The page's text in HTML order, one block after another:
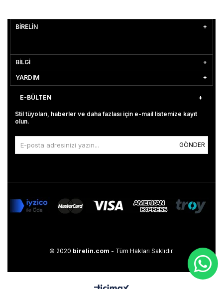
BİRELİN
BİLGİ
YARDIM
E-BÜLTEN
Stil tüyoları, haberler ve daha fazlası için e-mail listemize kayıt
olun.
GÖNDER
© 2020 birelin.com - Tüm Hakları Saklıdır.